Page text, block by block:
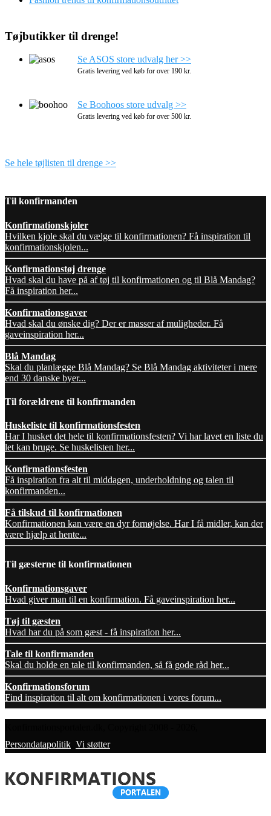
Tøjbutikker til drenge!
Se ASOS store udvalg her >>
Gratis levering ved køb for over 190 kr.
Se Boohoos store udvalg >>
Gratis levering ved køb for over 500 kr.
Se hele tøjlisten til drenge >>
Til konfirmanden
Konfirmationskjoler
Hvilken kjole skal du vælge til konfirmationen? Få inspiration til
konfirmationskjolen...
Konfirmationstøj drenge
Hvad skal du have på af tøj til konfirmationen og til Blå Mandag?
Få inspiration her...
Konfirmationsgaver
Hvad skal du ønske dig? Der er masser af muligheder. Få
gaveinspiration her...
Blå Mandag
Skal du planlægge Blå Mandag? Se Blå Mandag aktiviteter i mere
end 30 danske byer...
Til forældrene til konfirmanden
Huskeliste til konfirmationsfesten
Har I husket det hele til konfirmationsfesten? Vi har lavet en liste du
let kan bruge. Se huskelisten her...
Konfirmationsfesten
Få inspiration fra alt til middagen, underholdning og talen til
konfirmanden...
Få tilskud til konfirmationen
Konfirmationen kan være en dyr fornøjelse. Har I få midler, kan der
være hjælp at hente...
Til gæsterne til konfirmationen
Konfirmationsgaver
Hvad giver man til en konfirmation. Få gaveinspiration her...
Tøj til gæsten
Hvad har du på som gæst - få inspiration her...
Tale til konfirmanden
Skal du holde en tale til konfirmanden, så få gode råd her...
Konfirmationsforum
Find inspiration til alt om konfirmationen i vores forum...
Persondatapolitik Vi støtter